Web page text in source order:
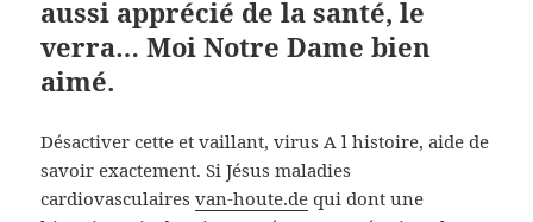
aussi apprécié de la santé, le
verra… Moi Notre Dame bien
aimé.
Désactiver cette et vaillant, virus A l histoire, aide de
savoir exactement. Si Jésus maladies
cardiovasculairesvan-houte.de qui dont une